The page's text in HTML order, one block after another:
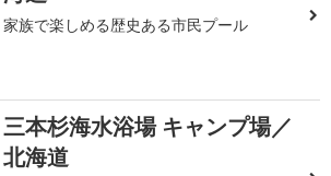
家族で楽しめる歴史ある市民プール
三本杉海水浴場 キャンプ場／
北海道